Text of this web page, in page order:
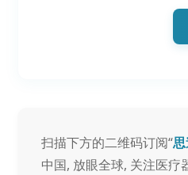
扫描下方的二维码订阅“
中国, 放眼全球, 关注医疗